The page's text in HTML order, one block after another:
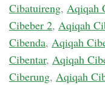
Cibatuireng, Aqiqah
Cibeber 2, Aqiqah
Cibenda, Aqiqah
Cibentar, Aqiqah
Ciberung, Aqiqah